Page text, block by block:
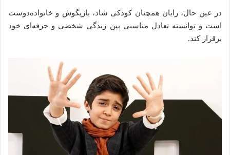
در عین حال، رایان همچنان کودکی شاد، بازیگوش و خانواده‌دوست
است و توانسته تعادل مناسبی بین زندگی شخصی و حرفه‌ای خود
برقرار کند.